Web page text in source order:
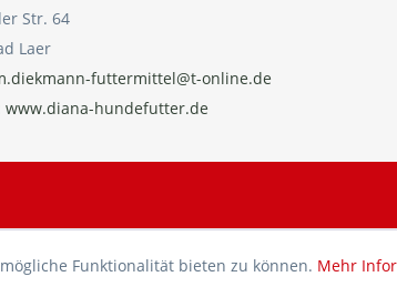
Str. 64
Laer
futtermittel@t-online.de
www.diana-hundefutter.de
Funktionalität bieten zu können. Mehr